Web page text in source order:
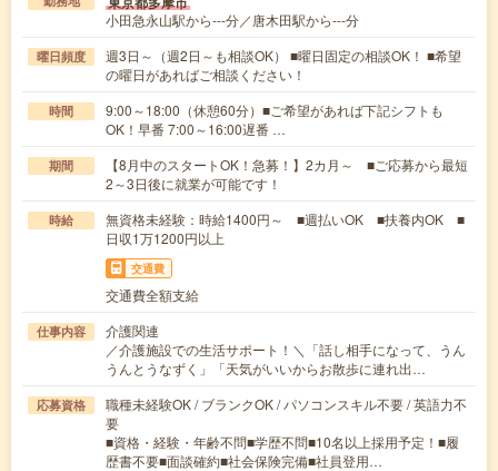
小田急永山駅から---分／唐木田駅から---分
曜日頻度
週3日～（週2日～も相談OK） ■曜日固定の相談OK！ ■希望
の曜日があればご相談ください！
時間
9:00～18:00（休憩60分）■ご希望があれば下記シフトも
OK！早番 7:00～16:00遅番 …
期間
【8月中のスタートOK！急募！】2カ月～ ■ご応募から最短
2～3日後に就業が可能です！
時給
無資格未経験：時給1400円～ ■週払いOK ■扶養内OK ■
日収1万1200円以上
交通費
交通費全額支給
仕事内容
介護関連
／介護施設での生活サポート！＼「話し相手になって、うん
うんとうなずく」「天気がいいからお散歩に連れ出…
応募資格
職種未経験OK / ブランクOK / パソコンスキル不要 / 英語力不
要
■資格・経験・年齢不問■学歴不問■10名以上採用予定！■履
歴書不要■面談確約■社会保険完備■社員登用…